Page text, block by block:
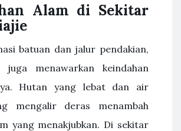
Alam di Sekitar
batuan dan jalur pendakian,
juga menawarkan keindahan
Hutan yang lebat dan air
mengalir deras menambah
yang menakjubkan. Di sekitar